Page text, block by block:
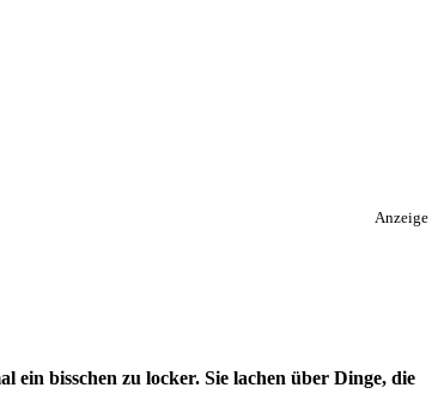
Anzeige
ein bisschen zu locker. Sie lachen über Dinge, die